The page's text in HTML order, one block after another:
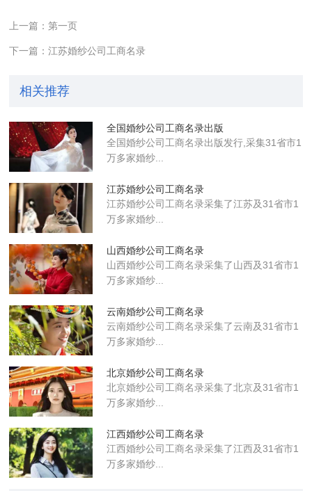
上一篇：第一页
下一篇：江苏婚纱公司工商名录
相关推荐
全国婚纱公司工商名录出版
全国婚纱公司工商名录出版发行,采集31省市1
万多家婚纱...
江苏婚纱公司工商名录
江苏婚纱公司工商名录采集了江苏及31省市1
万多家婚纱...
山西婚纱公司工商名录
山西婚纱公司工商名录采集了山西及31省市1
万多家婚纱...
云南婚纱公司工商名录
云南婚纱公司工商名录采集了云南及31省市1
万多家婚纱...
北京婚纱公司工商名录
北京婚纱公司工商名录采集了北京及31省市1
万多家婚纱...
江西婚纱公司工商名录
江西婚纱公司工商名录采集了江西及31省市1
万多家婚纱...